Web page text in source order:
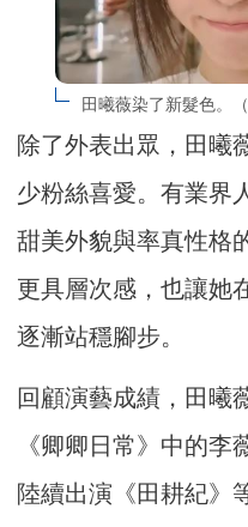
田曦薇染了新髮色。
除了外表出眾，田曦
少粉絲喜愛。有業界
甜美外貌與率真性格
更具層次感，也讓她
逐漸站穩腳步。
回顧演藝成績，田曦
《卿卿日常》中的
陸續出演《田耕紀》